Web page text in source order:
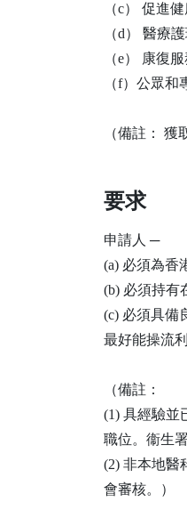
（c） 促進健
（d） 醫療護
（e） 康復
（f）公眾和
（備註：
要求
申請人 ─
(a) 必須為香
(b) 必須持有
(c) 必須具備
最好能操流利
（備註：
(1) 具經驗並
職位。衞生
(2) 非本地醫
會審核。）